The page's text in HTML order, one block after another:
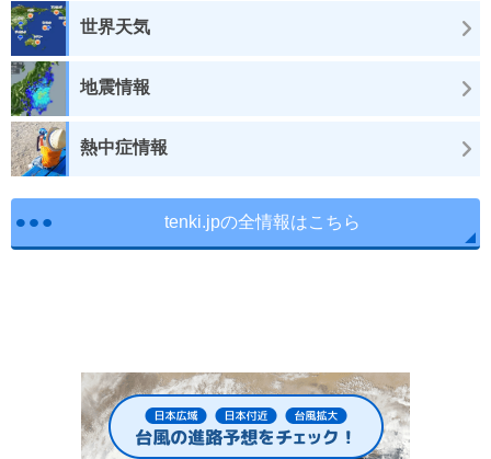
世界天気
地震情報
熱中症情報
tenki.jpの全情報はこちら